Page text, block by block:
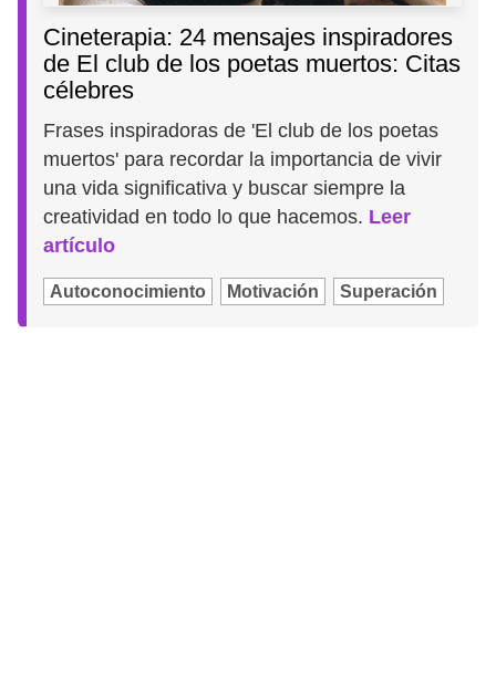
Cineterapia: 24 mensajes inspiradores
de El club de los poetas muertos: Citas
célebres
Frases inspiradoras de 'El club de los poetas
muertos' para recordar la importancia de vivir
una vida significativa y buscar siempre la
creatividad en todo lo que hacemos. Leer
artículo
Autoconocimiento Motivación Superación